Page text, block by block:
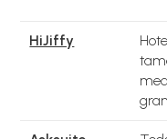
HiJiffy